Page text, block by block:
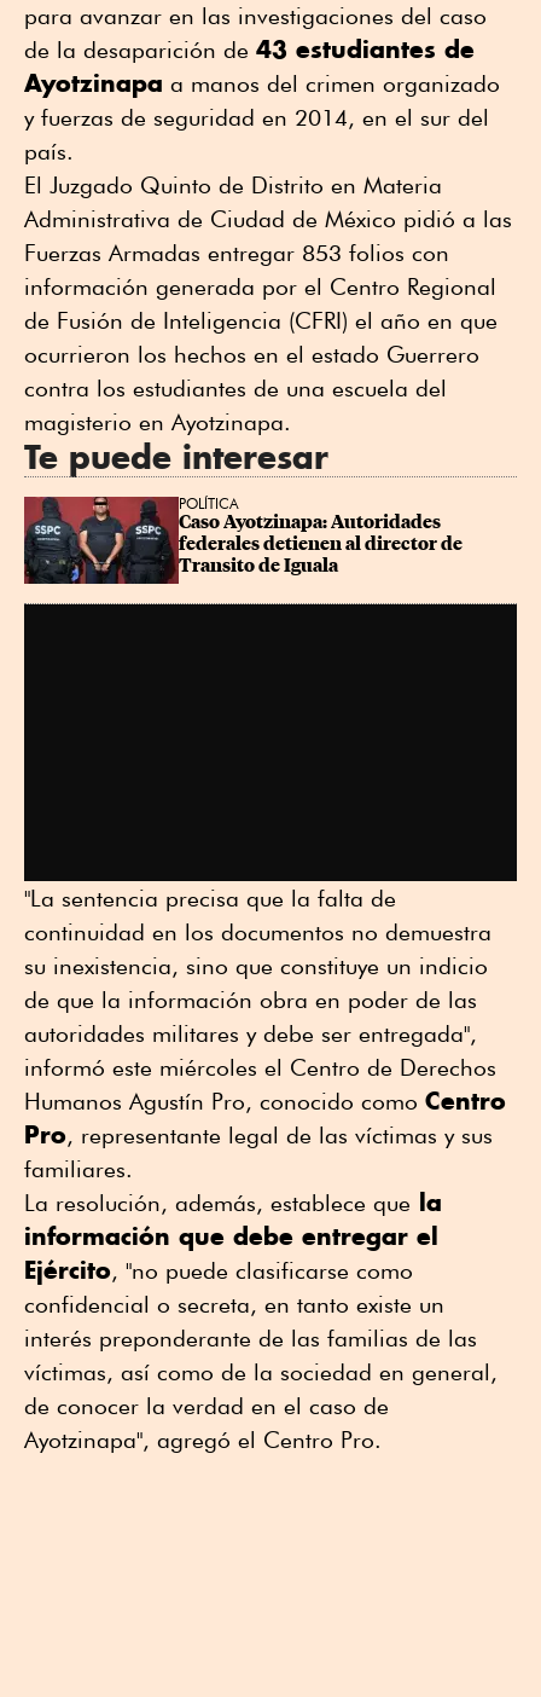
para avanzar en las investigaciones del caso
de la desaparición de 43 estudiantes de
Ayotzinapa a manos del crimen organizado
y ⁠fuerzas de seguridad en 2014, ⁠en el sur del
país.
El Juzgado Quinto de Distrito en Materia
Administrativa de Ciudad de México pidió a las
Fuerzas Armadas entregar 853 folios con
información generada por el Centro Regional
de Fusión de Inteligencia (CFRI) el año en que
ocurrieron los hechos en el estado Guerrero
contra los estudiantes de una escuela del
magisterio en Ayotzinapa.
Te puede interesar
POLÍTICA
Caso Ayotzinapa: Autoridades
federales detienen al director de
Transito de Iguala
"La sentencia precisa que la falta de
continuidad en los documentos no demuestra
su inexistencia, sino que constituye un indicio
de que la información obra en poder de las
autoridades militares y debe ser entregada",
informó este miércoles el Centro de Derechos
Humanos Agustín Pro, conocido como Centro
Pro, representante legal de las víctimas y sus
familiares.
La resolución, además, establece que
la
información que debe entregar el
Ejército, "no puede clasificarse como
confidencial o secreta, en tanto existe un
interés preponderante de las familias de las
víctimas, así como de la sociedad en general,
de conocer la verdad en el caso de
Ayotzinapa", agregó ⁠el Centro Pro.